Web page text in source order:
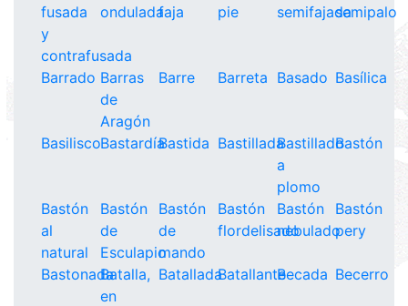
fusada
y
contrafusada
onduladafaja
pie
semifajadasemipalo
Barrado Barras
de
Aragón
Barre Barreta Basado Basílica
BasiliscoBastardíaBastida BastilladaBastillado
a
plomo
Bastón
Bastón
al
natural
Bastón
de
Esculapio
Bastón
de
mando
Bastón
flordelisado
Bastón
nebulado
Bastón
pery
BastonadaBatalla,
en
BatalladaBatallanteBecada Becerro